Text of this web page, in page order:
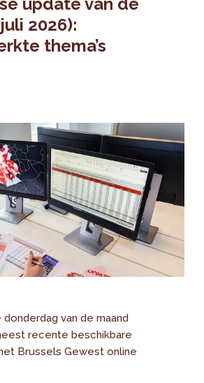
update van de
2026):
thema’s
van de maand
recente beschikbare
Brussels Gewest online